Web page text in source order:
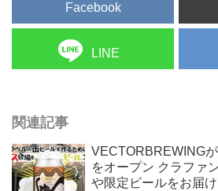
Facebook
LINE
関連記事
VECTORBREWING
をオープン クラファ
や限定ビールをお届け